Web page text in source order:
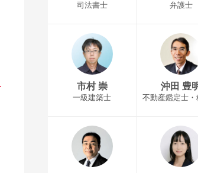
司法書士 弁護士
市村 崇
一級建築士
沖田 豊
不動産鑑定士・